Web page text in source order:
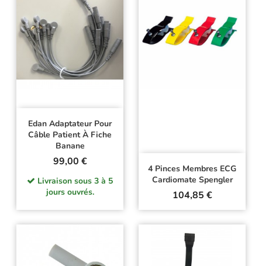
Edan Adaptateur Pour
Câble Patient À Fiche
Banane
Prix
99,00 €
Livraison sous 3 à 5
jours ouvrés.
4 Pinces Membres ECG
Cardiomate Spengler
Prix
104,85 €